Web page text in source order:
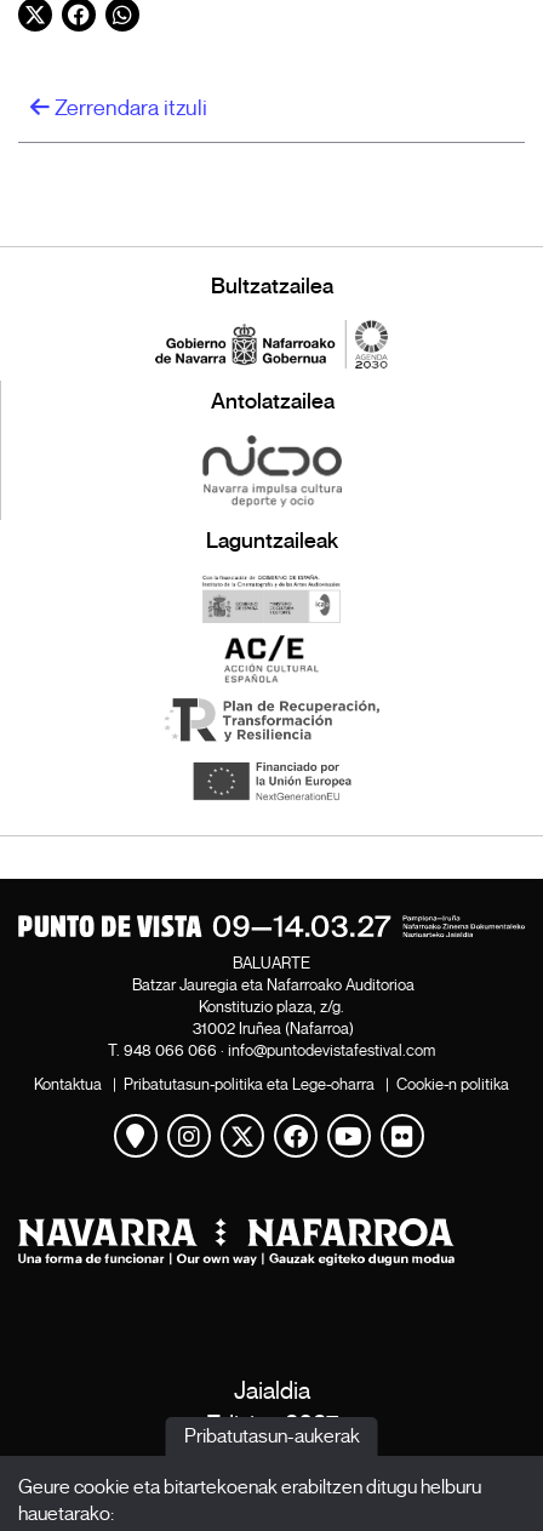
Twitter
Facebook
WhatsApp
Zerrendara itzuli
Bultzatzailea
Antolatzailea
Laguntzaileak
BALUARTE
Batzar Jauregia eta Nafarroako Auditorioa
Konstituzio plaza, z/g.
31002 Iruñea (Nafarroa)
T. 948 066 066 · info@puntodevistafestival.com
Kontaktua | Pribatutasun-politika eta Lege-oharra | Cookie-n politika
Mapa ikusi
Instagram
Twitter
Facebook
Youtube
Flickr
Jaialdia
Edizioa 2027
Akreditazioak
Pribatutasun-aukerak
Geure cookie eta bitartekoenak erabiltzen ditugu helburu
hauetarako: